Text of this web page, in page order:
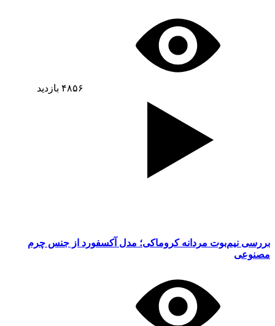
۴۸۵۶ بازدید
بررسی نیم‌بوت مردانه کروماکی؛ مدل آکسفورد از جنس چرم
مصنوعی